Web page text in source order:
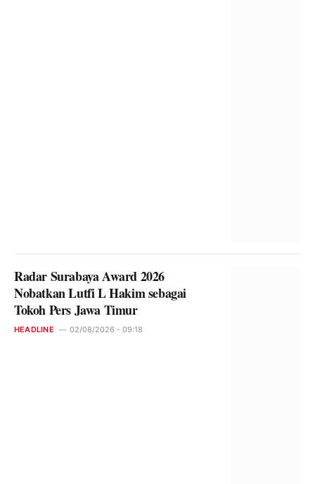
Radar Surabaya Award 2026
Nobatkan Lutfi L Hakim sebagai
Tokoh Pers Jawa Timur
HEADLINE 02/08/2026 - 09:18